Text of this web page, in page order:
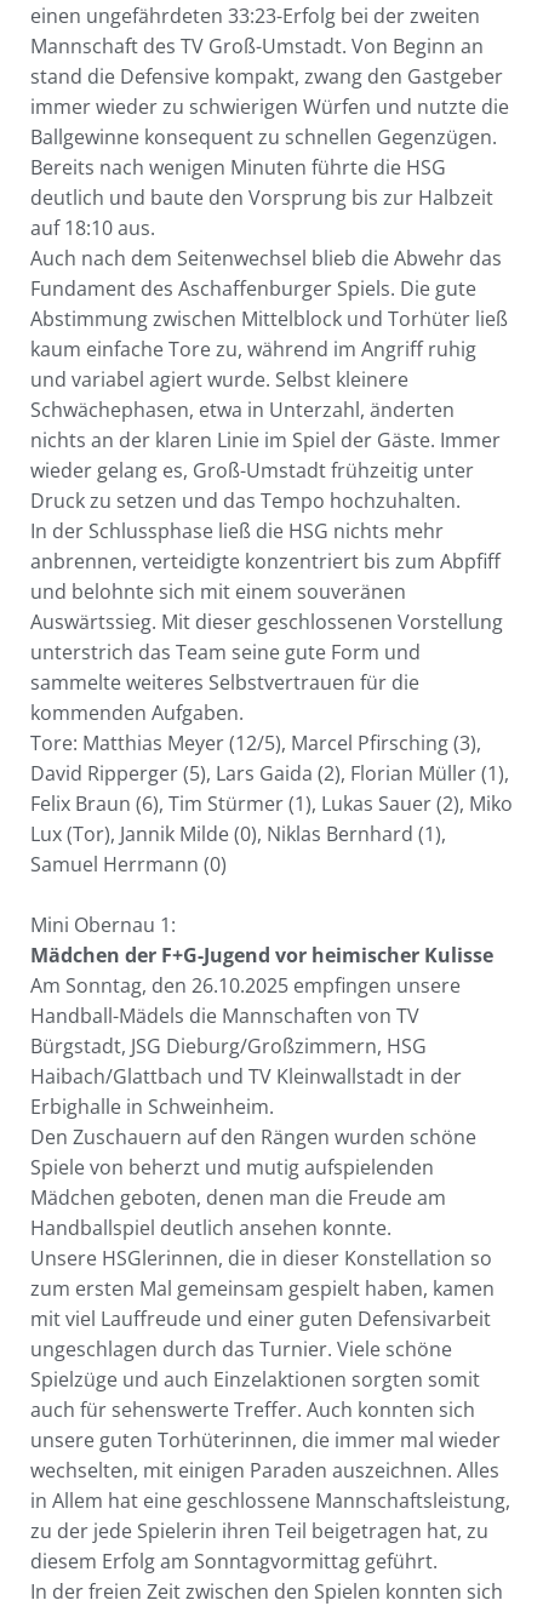
einen ungefährdeten 33:23-Erfolg bei der zweiten
Mannschaft des TV Groß-Umstadt. Von Beginn an
stand die Defensive kompakt, zwang den Gastgeber
immer wieder zu schwierigen Würfen und nutzte die
Ballgewinne konsequent zu schnellen Gegenzügen.
Bereits nach wenigen Minuten führte die HSG
deutlich und baute den Vorsprung bis zur Halbzeit
auf 18:10 aus.
Auch nach dem Seitenwechsel blieb die Abwehr das
Fundament des Aschaffenburger Spiels. Die gute
Abstimmung zwischen Mittelblock und Torhüter ließ
kaum einfache Tore zu, während im Angriff ruhig
und variabel agiert wurde. Selbst kleinere
Schwächephasen, etwa in Unterzahl, änderten
nichts an der klaren Linie im Spiel der Gäste. Immer
wieder gelang es, Groß-Umstadt frühzeitig unter
Druck zu setzen und das Tempo hochzuhalten.
In der Schlussphase ließ die HSG nichts mehr
anbrennen, verteidigte konzentriert bis zum Abpfiff
und belohnte sich mit einem souveränen
Auswärtssieg. Mit dieser geschlossenen Vorstellung
unterstrich das Team seine gute Form und
sammelte weiteres Selbstvertrauen für die
kommenden Aufgaben.
Tore: Matthias Meyer (12/5), Marcel Pfirsching (3),
David Ripperger (5), Lars Gaida (2), Florian Müller (1),
Felix Braun (6), Tim Stürmer (1), Lukas Sauer (2), Miko
Lux (Tor), Jannik Milde (0), Niklas Bernhard (1),
Samuel Herrmann (0)
Mini Obernau 1:
Mädchen der F+G-Jugend vor heimischer Kulisse
Am Sonntag, den 26.10.2025 empfingen unsere
Handball-Mädels die Mannschaften von TV
Bürgstadt, JSG Dieburg/Großzimmern, HSG
Haibach/Glattbach und TV Kleinwallstadt in der
Erbighalle in Schweinheim.
Den Zuschauern auf den Rängen wurden schöne
Spiele von beherzt und mutig aufspielenden
Mädchen geboten, denen man die Freude am
Handballspiel deutlich ansehen konnte.
Unsere HSGlerinnen, die in dieser Konstellation so
zum ersten Mal gemeinsam gespielt haben, kamen
mit viel Lauffreude und einer guten Defensivarbeit
ungeschlagen durch das Turnier. Viele schöne
Spielzüge und auch Einzelaktionen sorgten somit
auch für sehenswerte Treffer. Auch konnten sich
unsere guten Torhüterinnen, die immer mal wieder
wechselten, mit einigen Paraden auszeichnen. Alles
in Allem hat eine geschlossene Mannschaftsleistung,
zu der jede Spielerin ihren Teil beigetragen hat, zu
diesem Erfolg am Sonntagvormittag geführt.
In der freien Zeit zwischen den Spielen konnten sich